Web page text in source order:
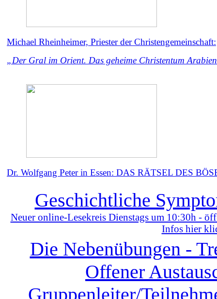
Michael Rheinheimer, Priester der Christengemeinschaft:
„Der Gral im Orient. Das geheime Christentum
Dr. Wolfgang Peter in Essen: DAS RÄTSEL DES
Geschichtliche
Neuer online-Lesekreis Dienstags um 10:30h -
Infos hier
Die Nebenübungen -
Offener
Gruppenleiter/